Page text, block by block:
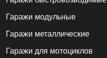
Гаражи модульные
Гаражи металлические
Гаражи для мотоциклов